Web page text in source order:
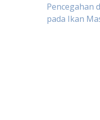
Post
Pencegahan
pada Ikan